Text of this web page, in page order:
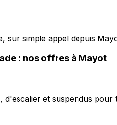
sur simple appel depuis
: nos offres à Mayot
d'escalier et suspendus